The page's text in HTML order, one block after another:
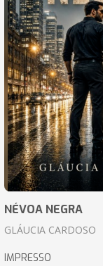
NÉVOA NEGRA
GLÁUCIA CARDOSO
IMPRESSO